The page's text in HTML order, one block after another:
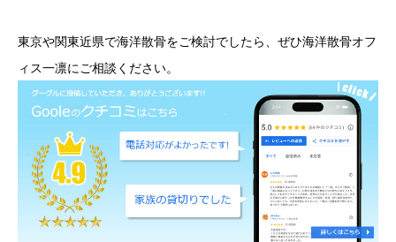
東京や関東近県で海洋散骨をご検討でしたら、ぜひ海洋散骨オフ
ィス一凛にご相談ください。